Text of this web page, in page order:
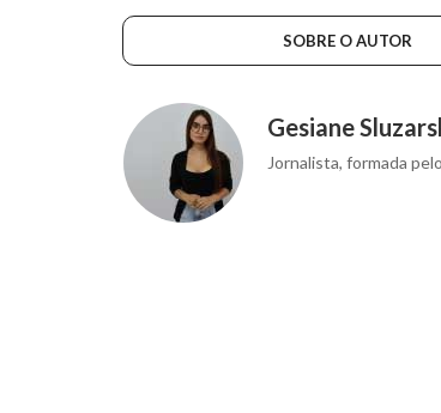
SOBRE O AUTOR
Gesiane
Jornalista, formada